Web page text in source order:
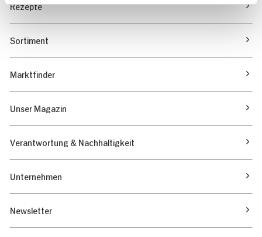
Rezepte
Sortiment
Marktfinder
Unser Magazin
Verantwortung & Nachhaltigkeit
Unternehmen
Newsletter